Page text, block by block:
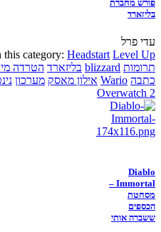
פורש מחברת
בליזארד
עדי פרל
this category: Headstart Level Up
תרומות blizzard בליזארד הטרדה
כתבה Wario אילון מאסק מערכון
Overwatch 2
Diablo
Immortal –
מסחטת
הכספים
ששברה אותי